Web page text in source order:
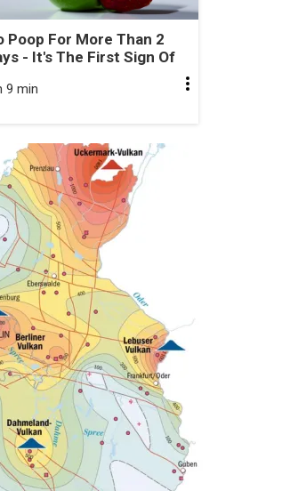
Poop For More Than 2
- It's The First Sign Of
9 min